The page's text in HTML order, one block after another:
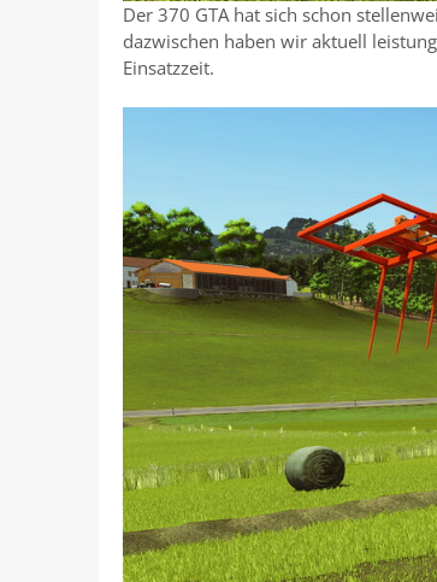
Der 370 GTA hat sich schon
dazwischen haben wir aktuell
Einsatzzeit.